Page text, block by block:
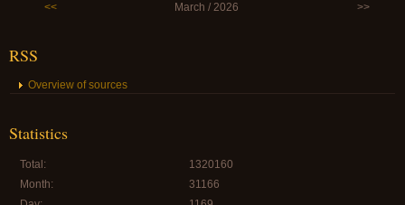
<< March / 2026 >>
RSS
Overview of sources
Statistics
Total:
1320160
Month:
31166